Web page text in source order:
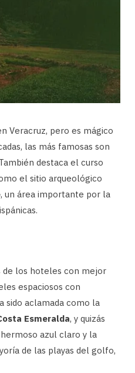
Veracruz, pero es mágico
las más famosas son
destaca el curso
el sitio arqueológico
, un área importante por la
de los hoteles con mejor
espaciosos con
sido aclamada como la
Esmeralda, y quizás
azul claro y la
de las playas del golfo,